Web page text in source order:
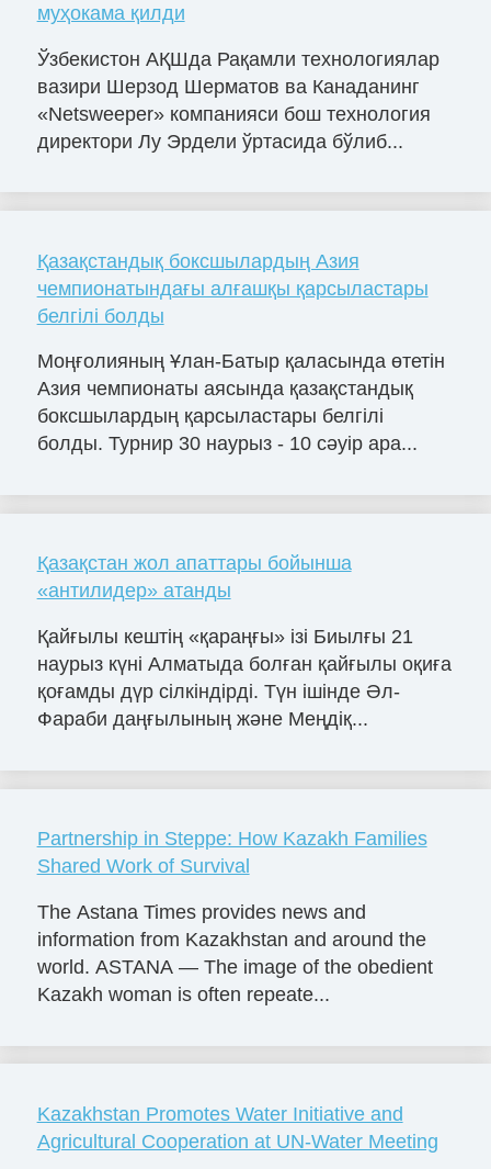
муҳокама қилди
Ўзбекистон АҚШда Рақамли технологиялар
вазири Шерзод Шерматов ва Канаданинг
«Netsweeper» компанияси бош технология
директори Лу Эрдели ўртасида бўлиб...
Қазақстандық боксшылардың Азия
чемпионатындағы алғашқы қарсыластары
белгілі болды
Моңғолияның Ұлан-Батыр қаласында өтетін
Азия чемпионаты аясында қазақстандық
боксшылардың қарсыластары белгілі
болды. Турнир 30 наурыз - 10 сәуір ара...
Қазақстан жол апаттары бойынша
«антилидер» атанды
Қайғылы кештің «қараңғы» ізі Биылғы 21
наурыз күні Алматыда болған қайғылы оқиға
қоғамды дүр сілкіндірді. Түн ішінде Әл-
Фараби даңғылының және Меңдіқ...
Partnership in Steppe: How Kazakh Families
Shared Work of Survival
The Astana Times provides news and
information from Kazakhstan and around the
world. ASTANA — The image of the obedient
Kazakh woman is often repeate...
Kazakhstan Promotes Water Initiative and
Agricultural Cooperation at UN-Water Meeting